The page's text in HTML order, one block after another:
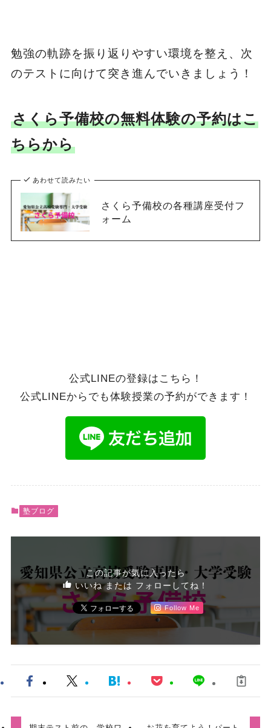
勉強の軌跡を振り返りやすい環境を整え、次
のテストに向けて突き進んでいきましょう！
さくら予備校の無料体験の予約はこ
ちらから
あわせて読みたい
さくら予備校の各種講座受付フ
ォーム
公式LINEの登録はこちら！
公式LINEからでも体験授業の予約ができます！
塾ブログ
この記事が気に入ったら
いいね または フォローしてね！
Follow Me